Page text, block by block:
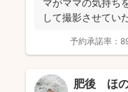
マがママの気持ち
して撮影させて
予約承諾率：
肥後 ほ